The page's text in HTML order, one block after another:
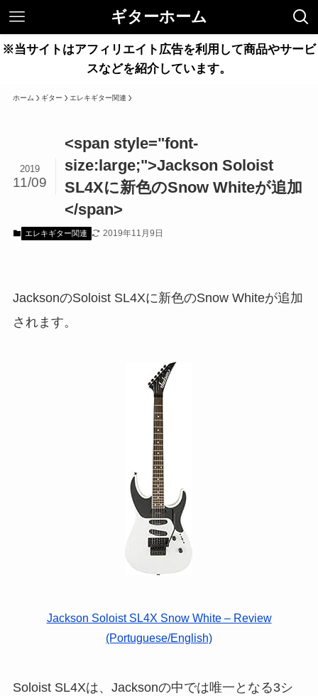
ギターホーム
※当サイトはアフィリエイト広告を利用して商品やサービ
スなどを紹介しています。
ホーム ギター エレキギター関連
<span style="font-
size:large;">Jackson Soloist
SL4Xに新色のSnow Whiteが追加
</span>
2019
11/09
エレキギター関連 2019年11月9日
JacksonのSoloist SL4Xに新色のSnow Whiteが追加
されます。
Jackson Soloist SL4X Snow White – Review
(Portuguese/English)
Soloist SL4Xは、Jacksonの中では唯一となる3シ